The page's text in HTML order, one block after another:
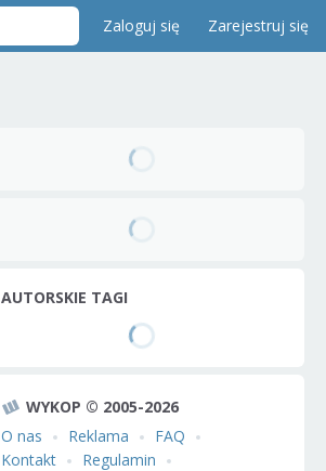
Zaloguj się Zarejestruj się
AUTORSKIE TAGI
WYKOP © 2005-2026
O nas
Reklama
FAQ
Kontakt
Regulamin